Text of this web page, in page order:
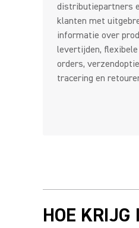
distributiepartners
klanten met
informatie over
levertijden,
orders,
tracering en
HOE